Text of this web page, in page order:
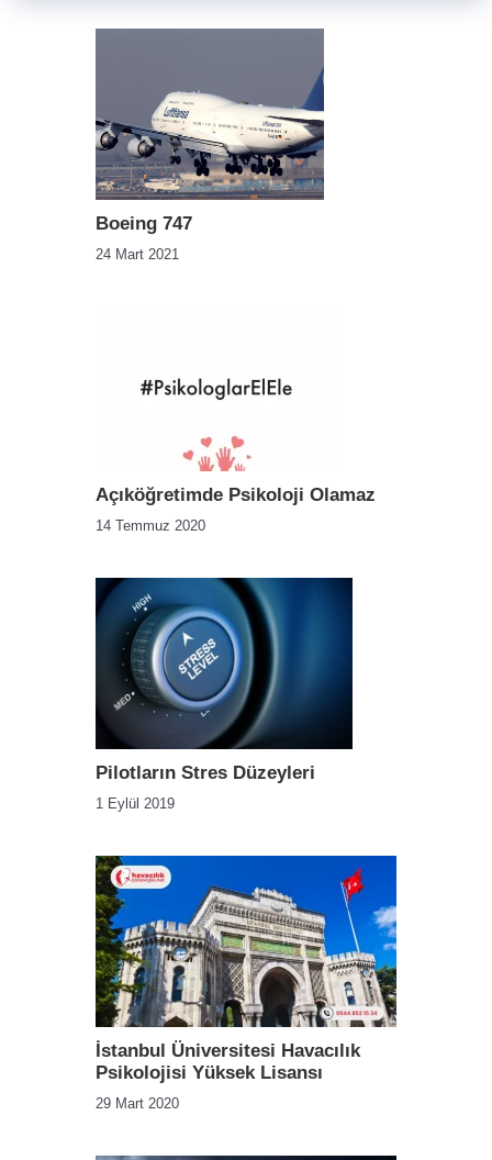
Boeing 747
24 Mart 2021
Açıköğretimde Psikoloji Olamaz
14 Temmuz 2020
Pilotların Stres Düzeyleri
1 Eylül 2019
İstanbul Üniversitesi Havacılık
Psikolojisi Yüksek Lisansı
29 Mart 2020